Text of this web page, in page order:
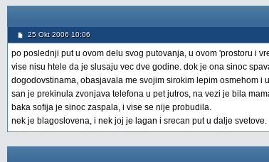
25 Okt 2006 10:06
po poslednji put u ovom delu svog putovanja, u ovom 'prostoru i
vise nisu htele da je slusaju vec dve godine. dok je ona sinoc
dogodovstinama, obasjavala me svojim sirokim lepim osmehom
san je prekinula zvonjava telefona u pet jutros, na vezi je bila
baka sofija je sinoc zaspala, i vise se nije probudila.
nek je blagoslovena, i nek joj je lagan i srecan put u dalje svetove.